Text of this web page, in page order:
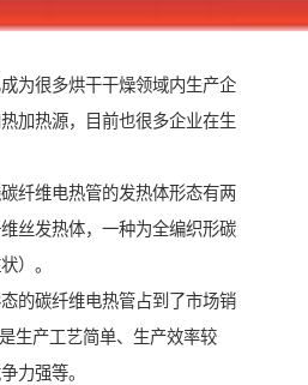
为很多烘干干燥领域内生产企
加热源，目前也很多企业在生
纤维电热管的发热体形态有两
丝发热体，一种为全编织形碳
）。
的碳纤维电热管占到了市场销
生产工艺简单、生产效率较
力强等。